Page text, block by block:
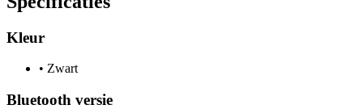
Kleur
• Zwart
Bluetooth versie